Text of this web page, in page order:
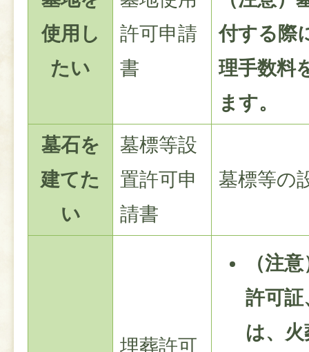
使用し
たい
許可申請
書
付する際
理手数料
ます。
墓石を
建てた
い
墓標等設
置許可申
請書
墓標等の
埋葬許可
（注
許可証
は、